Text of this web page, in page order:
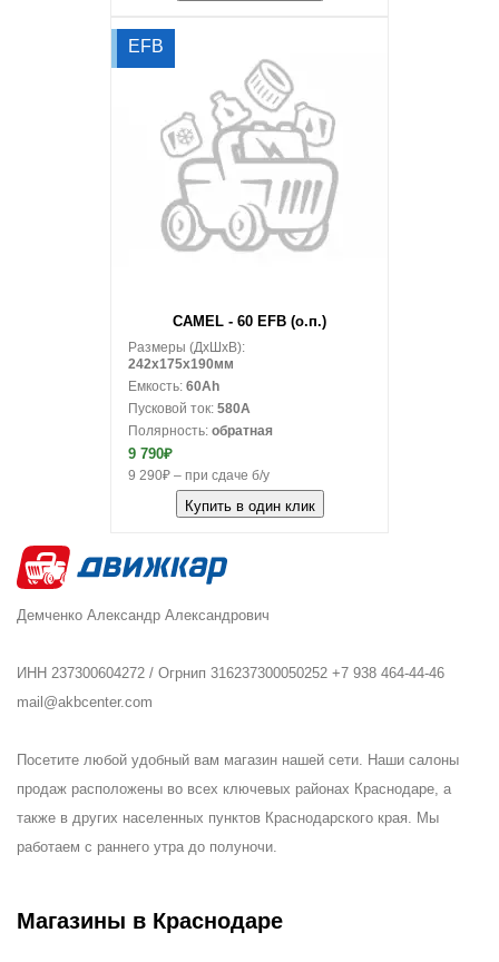
EFB
CAMEL - 60 EFB (о.п.)
Размеры (ДxШxВ):
242x175x190мм
Емкость: 60Ah
Пусковой ток: 580A
Полярность: обратная
9 790₽
9 290₽ – при сдаче б/у
Купить в один клик
Демченко Александр Александрович
ИНН 237300604272 / Огрнип 316237300050252 +7 938 464-44-46
mail@akbcenter.com
Посетите любой удобный вам магазин нашей сети. Наши салоны
продаж расположены во всех ключевых районах Краснодаре, а
также в других населенных пунктов Краснодарского края. Мы
работаем с раннего утра до полуночи.
Магазины в Краснодаре